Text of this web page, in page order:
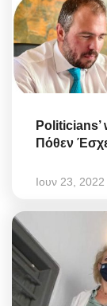
Politicians’
Πόθεν
Ιουν 23, 2022